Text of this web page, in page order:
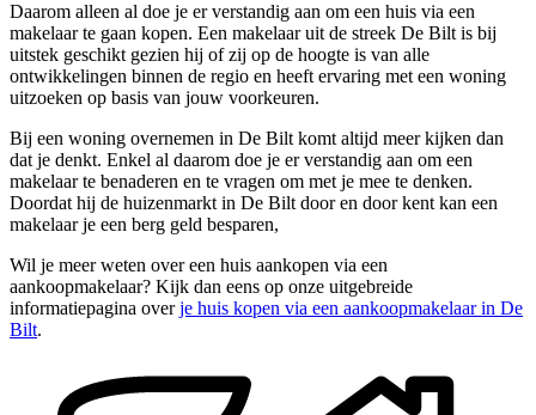
Daarom alleen al doe je er verstandig aan om een huis via een
makelaar te gaan kopen. Een makelaar uit de streek De Bilt is bij
uitstek geschikt gezien hij of zij op de hoogte is van alle
ontwikkelingen binnen de regio en heeft ervaring met een woning
uitzoeken op basis van jouw voorkeuren.
Bij een woning overnemen in De Bilt komt altijd meer kijken dan
dat je denkt. Enkel al daarom doe je er verstandig aan om een
makelaar te benaderen en te vragen om met je mee te denken.
Doordat hij de huizenmarkt in De Bilt door en door kent kan een
makelaar je een berg geld besparen,
Wil je meer weten over een huis aankopen via een
aankoopmakelaar? Kijk dan eens op onze uitgebreide
informatiepagina overje huis kopen via een aankoopmakelaar in De
Bilt.